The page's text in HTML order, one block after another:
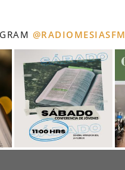
@RADIOMESIASFM